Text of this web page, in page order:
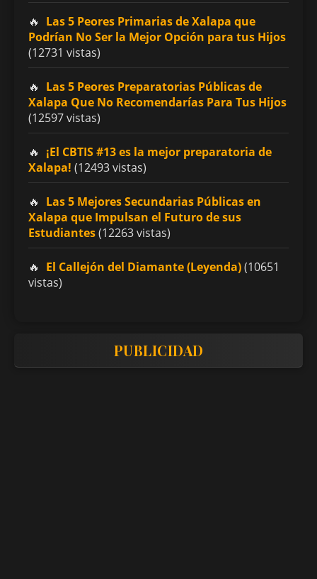
Las 5 Peores Primarias de Xalapa que
Podrían No Ser la Mejor Opción para tus Hijos
(12731 vistas)
Las 5 Peores Preparatorias Públicas de
Xalapa Que No Recomendarías Para Tus Hijos
(12597 vistas)
¡El CBTIS #13 es la mejor preparatoria de
Xalapa! (12493 vistas)
Las 5 Mejores Secundarias Públicas en
Xalapa que Impulsan el Futuro de sus
Estudiantes(12263 vistas)
El Callejón del Diamante (Leyenda)(10651
vistas)
PUBLICIDAD